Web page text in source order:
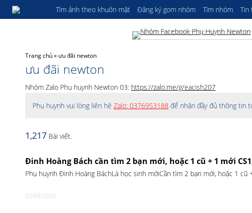
Tìm ảnh theo khuôn mặt Đăng ký gom nhóm Tìm nhóm Tin
Trang chủ» ưu đãi newton
ưu đãi newton
Nhóm Zalo Phụ huynh Newton 03: https://zalo.me/g/eacish207
Phụ huynh vui lòng liên hệ Zalo: 0376953188 để nhận đầy đủ thông tin
1,217 Bài viết.
Đinh Hoàng Bách cần tìm 2 bạn mới, hoặc 1 cũ + 1 mới
Phụ huynh Đinh Hoàng BáchLà học sinh mớiCần tìm 2 bạn mới, hoặc 1
03/08/2026